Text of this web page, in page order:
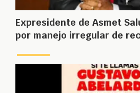
Expresidente de Asmet
por manejo irregular de